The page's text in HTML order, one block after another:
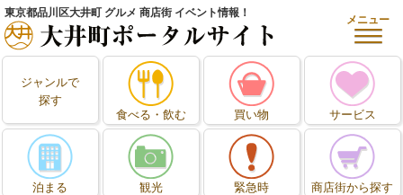
東京都品川区大井町 グルメ 商店街 イベント情報！
メニュー
ジャンルで
探す
食べる・飲む
買い物 サービス
泊まる 観光 緊急時 商店街から探す